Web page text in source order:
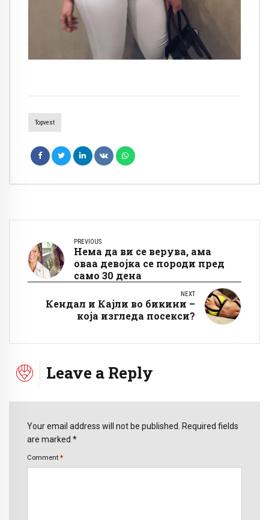
Topvest
PREVIOUS
Нема да ви се верува, ама
оваа девојка се породи пред
само 30 дена
NEXT
Кендал и Кајли во бикини –
која изгледа посекси?
Leave a Reply
Your email address will not be published. Required fields
are marked *
Comment *